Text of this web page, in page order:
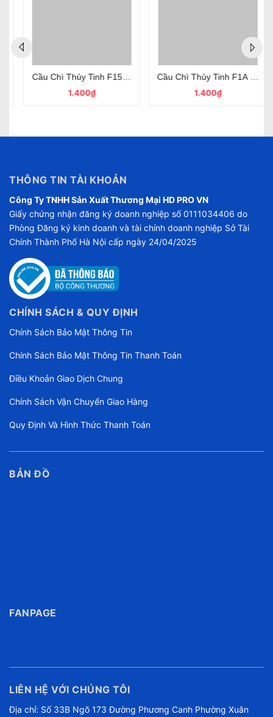
5x20mm Chân Cắm
Cầu Chì Thủy Tinh F15A 250V 5x20mm Chân Cắm
1.400₫
Cầu Chì Thủy Tinh F1A 250V
1.400₫
THÔNG TIN TÀI KHOẢN
Công Ty TNHH Sản Xuất Thương Mại HD PRO VN
Giấy chứng nhận đăng ký doanh nghiệp số 0111034406 do
Phòng Đăng ký kinh doanh và tài chính doanh nghiệp Sở Tài
Chính Thành Phố Hà Nội cấp ngày 24/04/2025
CHÍNH SÁCH & QUY ĐỊNH
Chính Sách Bảo Mật Thông Tin
Chính Sách Bảo Mật Thông Tin Thanh Toán
Điều Khoản Giao Dịch Chung
Chính Sách Vận Chuyển Giao Hàng
Quy Định Và Hình Thức Thanh Toán
BẢN ĐỒ
FANPAGE
LIÊN HỆ VỚI CHÚNG TÔI
Địa chỉ: Số 33B Ngõ 173 Đường Phương Canh Phường Xuân